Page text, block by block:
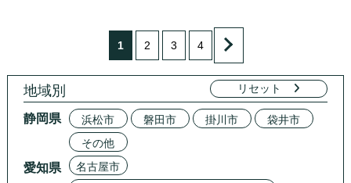
1 2 3 4
地域別 リセット
静岡県 浜松市 磐田市 掛川市
袋井市
その他
愛知県
名古屋市